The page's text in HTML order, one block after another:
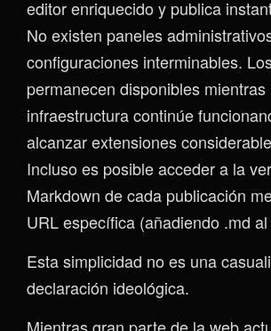
editor enriquecido y publica
No existen paneles
configuraciones interminables.
permanecen disponibles mientras
infraestructura continúe
alcanzar extensiones
Incluso es posible acceder a la
Markdown de cada publicación
URL específica (añadiendo .md
Esta simplicidad no es una
declaración ideológica.
Mientras gran parte de la web